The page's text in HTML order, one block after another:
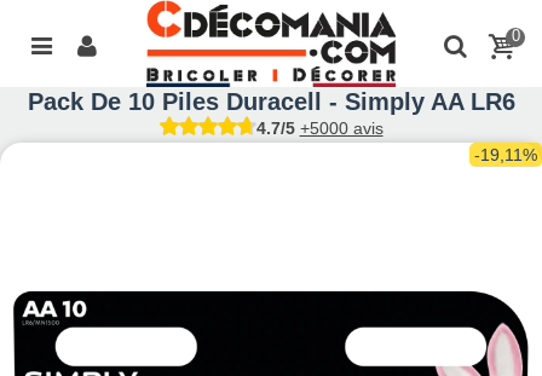
0
Pack De 10 Piles Duracell - Simply AA LR6
4.7/5 +5000 avis
-19,11%